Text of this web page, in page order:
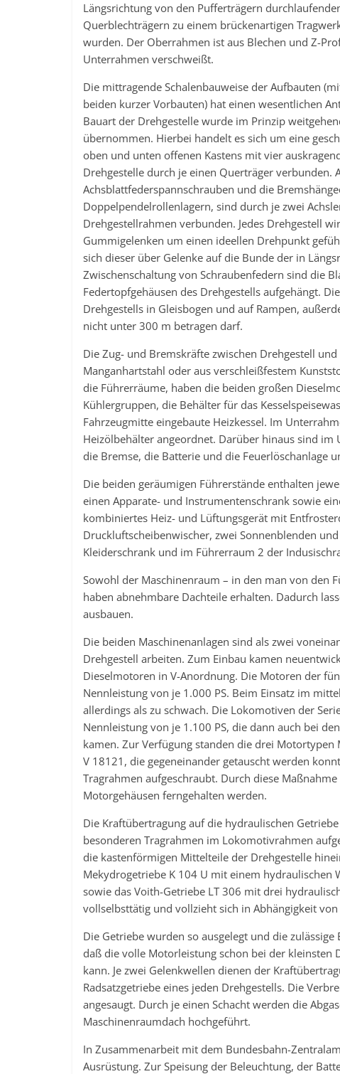
Längsrichtung von den Pufferträgern
Querblechträgern zu einem brückenartigen
wurden. Der Oberrahmen ist aus Blechen und Z-
Unterrahmen verschweißt.
Die mittragende Schalenbauweise der Aufbauten
beiden kurzer Vorbauten) hat einen wesentlichen
Bauart der Drehgestelle wurde im Prinzip
übernommen. Hierbei handelt es sich um eine
oben und unten offenen Kastens mit vier
Drehgestelle durch je einen Querträger verbunden.
Achsblattfederspannschrauben und die
Doppelpendelrollenlagern, sind durch je zwei
Drehgestellrahmen verbunden. Jedes Drehgestell
Gummigelenken um einen ideellen Drehpunkt
sich dieser über Gelenke auf die Bunde der in
Zwischenschaltung von Schraubenfedern sind die
Federtopfgehäusen des Drehgestells aufgehängt.
Drehgestells in Gleisbogen und auf Rampen,
nicht unter 300 m betragen darf.
Die Zug- und Bremskräfte zwischen Drehgestell
Manganhartstahl oder aus verschleißfestem
die Führerräume, haben die beiden großen
Kühlergruppen, die Behälter für das
Fahrzeugmitte eingebaute Heizkessel. Im
Heizölbehälter angeordnet. Darüber hinaus sind
die Bremse, die Batterie und die Feuerlöschanlage
Die beiden geräumigen Führerstände enthalten
einen Apparate- und Instrumentenschrank sowie
kombiniertes Heiz- und Lüftungsgerät mit
Druckluftscheibenwischer, zwei Sonnenblenden
Kleiderschrank und im Führerraum 2 der
Sowohl der Maschinenraum – in den man von den
haben abnehmbare Dachteile erhalten. Dadurch
ausbauen.
Die beiden Maschinenanlagen sind als zwei
Drehgestell arbeiten. Zum Einbau kamen
Dieselmotoren in V-Anordnung. Die Motoren der
Nennleistung von je 1.000 PS. Beim Einsatz im
allerdings als zu schwach. Die Lokomotiven der
Nennleistung von je 1.100 PS, die dann auch bei
kamen. Zur Verfügung standen die drei Motortypen
V 18121, die gegeneinander getauscht werden
Tragrahmen aufgeschraubt. Durch diese
Motorgehäusen ferngehalten werden.
Die Kraftübertragung auf die hydraulischen
besonderen Tragrahmen im Lokomotivrahmen
die kastenförmigen Mittelteile der Drehgestelle
Mekydrogetriebe K 104 U mit einem hydraulischen
sowie das Voith-Getriebe LT 306 mit drei
vollselbsttätig und vollzieht sich in Abhängigkeit
Die Getriebe wurden so ausgelegt und die
daß die volle Motorleistung schon bei der
kann. Je zwei Gelenkwellen dienen der
Radsatzgetriebe eines jeden Drehgestells. Die
angesaugt. Durch je einen Schacht werden die
Maschinenraumdach hochgeführt.
In Zusammenarbeit mit dem Bundesbahn-
Ausrüstung. Zur Speisung der Beleuchtung, der